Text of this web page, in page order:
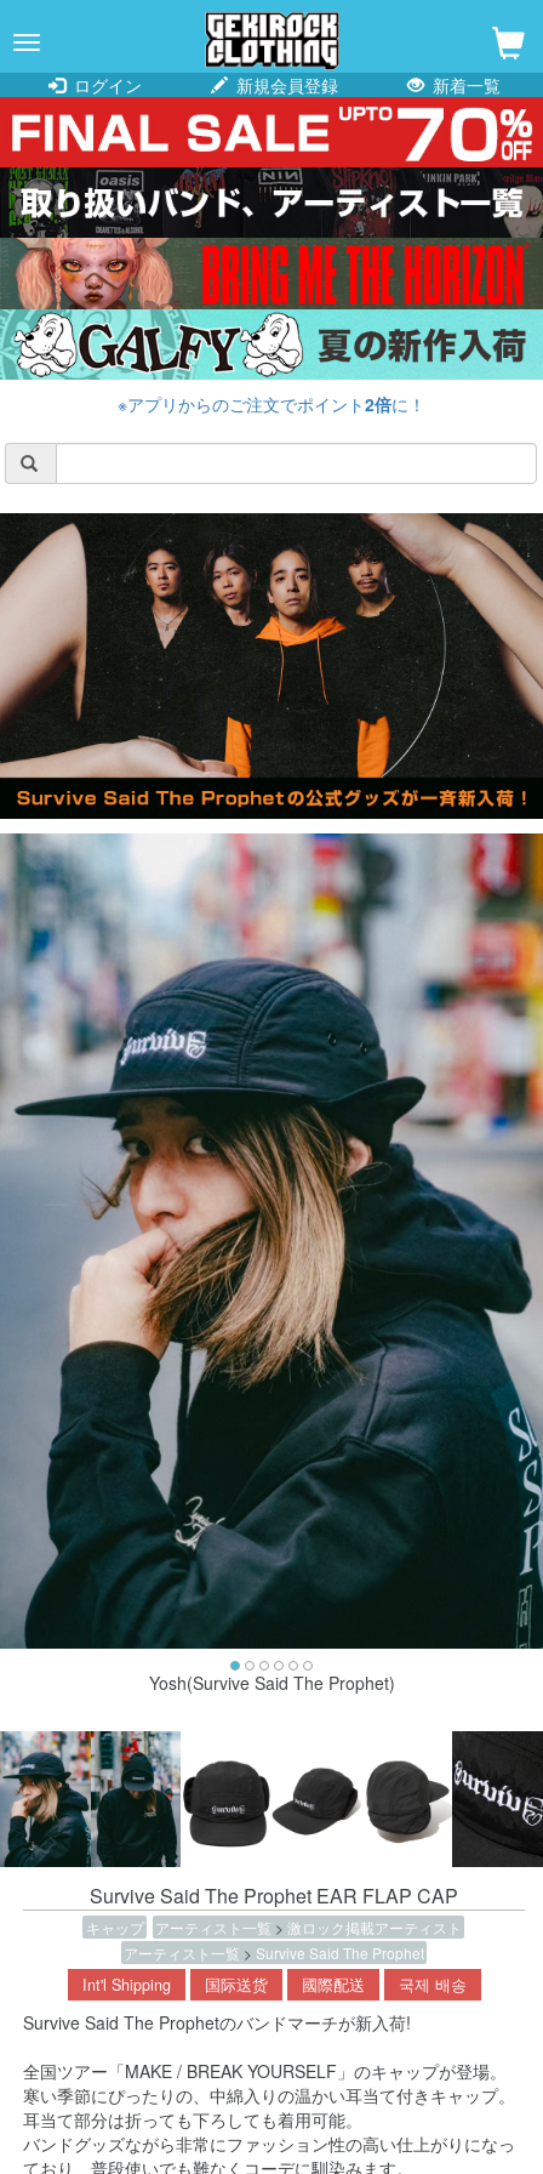
navigation
ログイン
新規会員登録 新着一覧
※アプリからのご注文でポイント2倍に！
Yosh(Survive Said The Prophet)
Survive Said The Prophet EAR FLAP CAP
キャップ アーティスト一覧 >激ロック掲載アーティスト
アーティスト一覧 > Survive Said The Prophet
Int'l Shipping 国际送货 國際配送 국제 배송
Survive Said The Prophetのバンドマーチが新入荷!
全国ツアー「MAKE / BREAK YOURSELF」のキャップが登場。
寒い季節にぴったりの、中綿入りの温かい耳当て付きキャップ。
耳当て部分は折っても下ろしても着用可能。
バンドグッズながら非常にファッション性の高い仕上がりになっ
ており、普段使いでも難なくコーデに馴染みます。